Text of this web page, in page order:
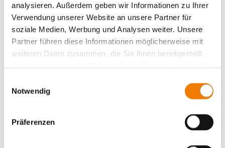
analysieren. Außerdem geben wir Informationen zu Ihrer
Verwendung unserer Website an unsere Partner für
soziale Medien, Werbung und Analysen weiter. Unsere
Partner führen diese Informationen möglicherweise mit
weiteren Daten zusammen, die Sie ihnen bereitgestellt
Notwendig
Präferenzen